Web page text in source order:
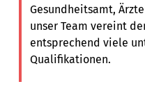
Gesundheitsamt,
unser Team vereint
entsprechend viele
Qualifikationen.